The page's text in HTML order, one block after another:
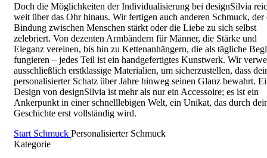
Doch die Möglichkeiten der Individualisierung bei designSilvia
weit über das Ohr hinaus. Wir fertigen auch anderen Schmuck, der
Bindung zwischen Menschen stärkt oder die Liebe zu sich selbst
zelebriert. Von dezenten Armbändern für Männer, die Stärke und
Eleganz vereinen, bis hin zu Kettenanhängern, die als tägliche
fungieren – jedes Teil ist ein handgefertigtes Kunstwerk. Wir
ausschließlich erstklassige Materialien, um sicherzustellen, dass
personalisierter Schatz über Jahre hinweg seinen Glanz bewahrt.
Design von designSilvia ist mehr als nur ein Accessoire; es ist ein
Ankerpunkt in einer schnelllebigen Welt, ein Unikat, das durch
Geschichte erst vollständig wird.
Start Schmuck Personalisierter Schmuck
Kategorie